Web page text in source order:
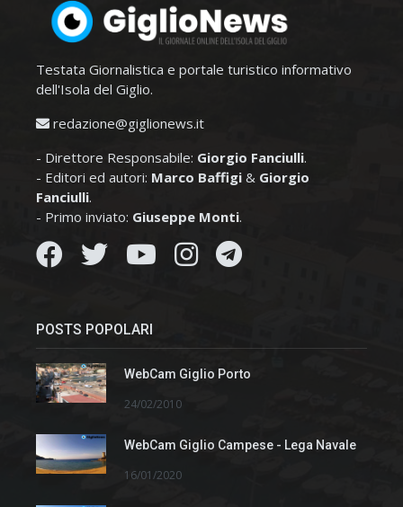
Testata Giornalistica e portale turistico informativo
dell'Isola del Giglio.
redazione@giglionews.it
- Direttore Responsabile: Giorgio Fanciulli.
- Editori ed autori: Marco Baffigi & Giorgio
Fanciulli.
- Primo inviato: Giuseppe Monti.
POSTS POPOLARI
WebCam Giglio Porto
24/02/2010
WebCam Giglio Campese - Lega Navale
16/01/2020